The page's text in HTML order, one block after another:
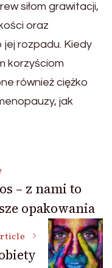
siłom grawitacji,
oraz
rozpadu. Kiedy
korzyściom
również ciężko
jak
– z nami to
opakowania